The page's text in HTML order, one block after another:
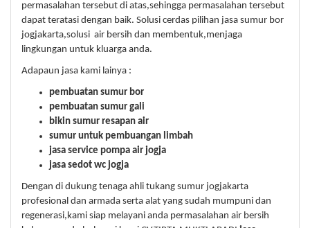
permasalahan tersebut di atas,sehingga permasalahan tersebut
dapat teratasi dengan baik. Solusi cerdas pilihan jasa sumur bor
jogjakarta,solusi air bersih dan membentuk,menjaga
lingkungan untuk kluarga anda.
Adapaun jasa kami lainya :
pembuatan sumur bor
pembuatan sumur gali
bikin sumur resapan air
sumur untuk pembuangan limbah
jasa service pompa air jogja
jasa sedot wc jogja
Dengan di dukung tenaga ahli tukang sumur jogjakarta
profesional dan armada serta alat yang sudah mumpuni dan
regenerasi,kami siap melayani anda permasalahan air bersih